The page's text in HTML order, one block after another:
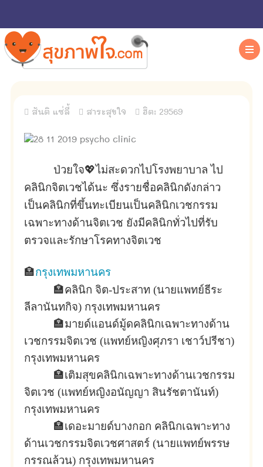
สันติ แซ่ลี้ สาระสุขใจ ฮิต: 29569
ป่วยใจ💖ไม่สะดวกไปโรงพยาบาลไป
คลินิกจิตเวชได้นะ ซึ่งรายชื่อคลินิกดังกล่าว
เป็นคลินิกที่ขึ้นทะเบียนเป็นคลินิกเวชกรรม
เฉพาะทางด้านจิตเวช ยังมีคลินิกทั่วไปที่รับ
ตรวจและรักษาโรคทางจิตเวช
🏣กรุงเทพมหานคร
🏣คลินิก จิต-ประสาท (นายแพทย์ธีระ
ลีลานันทกิจ) กรุงเทพมหานคร
🏣มายด์แอนด์มู้ดคลินิกเฉพาะทางด้าน
เวชกรรมจิตเวช (แพทย์หญิงศุภรา เชาว์ปรีชา)
กรุงเทพมหานคร
🏣เติมสุขคลินิกเฉพาะทางด้านเวชกรรม
จิตเวช (แพทย์หญิงอนัญญา สินรัชตานันท์)
กรุงเทพมหานคร
🏣เดอะมายด์บางกอก คลินิกเฉพาะทาง
ด้านเวชกรรมจิตเวชศาสตร์ (นายแพทย์พรรษ
กรรณล้วน) กรุงเทพมหานคร